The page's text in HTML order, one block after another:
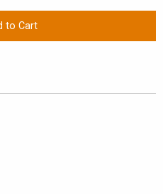
to Cart